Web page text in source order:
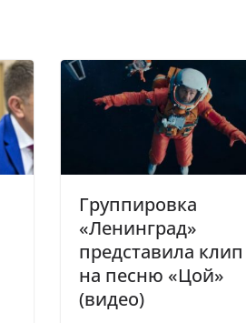
Группировка
«Ленинград»
представила клип
на песню «Цой»
(видео)